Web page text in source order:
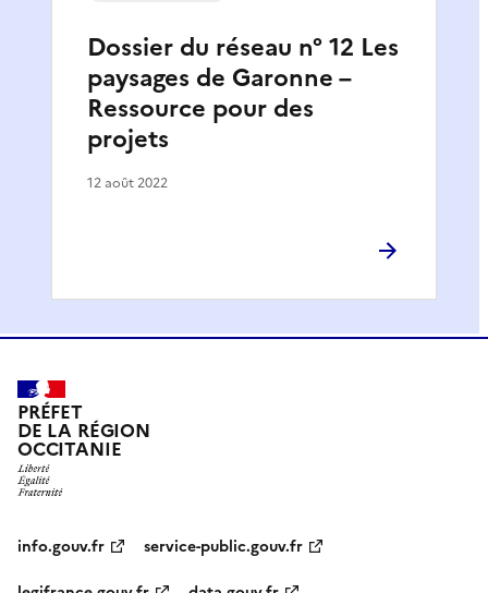
Dossier du réseau n° 12 Les
paysages de Garonne –
Ressource pour des
projets
12 août 2022
PRÉFET
DE LA RÉGION
OCCITANIE
info.gouv.fr
service-public.gouv.fr